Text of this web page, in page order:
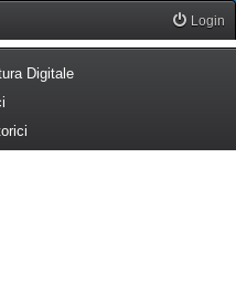
Login
a new tab)
Digitale(Opens a new tab)